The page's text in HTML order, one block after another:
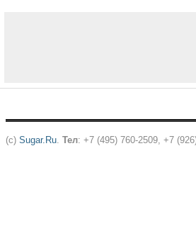
(c) Sugar.Ru. Тел: +7 (495) 760-2509, +7